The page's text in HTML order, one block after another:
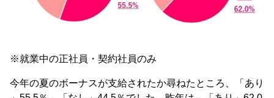
※就業中の正社員・契約社員のみ
今年の夏のボーナスが支給されたか尋ねたところ、「あり